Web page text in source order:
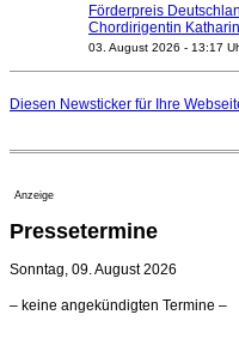
Förderpreis
Chordirigentin
03. August 2026 - 13:17
startet
Elena Tzavara wird
Regensburger
geht 2027
verlängert bis 2030
Diesen Newsticker für Ihre
Anzeige
Pressetermine
Sonntag, 09. August 2026
– keine angekündigten Termine –